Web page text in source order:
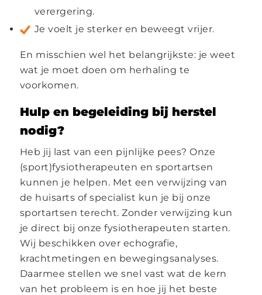
verergering.
Je voelt je sterker en beweegt vrijer.
En misschien wel het belangrijkste: je weet
wat je moet doen om herhaling te
voorkomen.
Hulp en begeleiding bij herstel
nodig?
Heb jij last van een pijnlijke pees? Onze
(sport)fysiotherapeuten en sportartsen
kunnen je helpen. Met een verwijzing van
de huisarts of specialist kun je bij onze
sportartsen terecht. Zonder verwijzing kun
je direct bij onze fysiotherapeuten starten.
Wij beschikken over echografie,
krachtmetingen en bewegingsanalyses.
Daarmee stellen we snel vast wat de kern
van het probleem is en hoe jij het beste